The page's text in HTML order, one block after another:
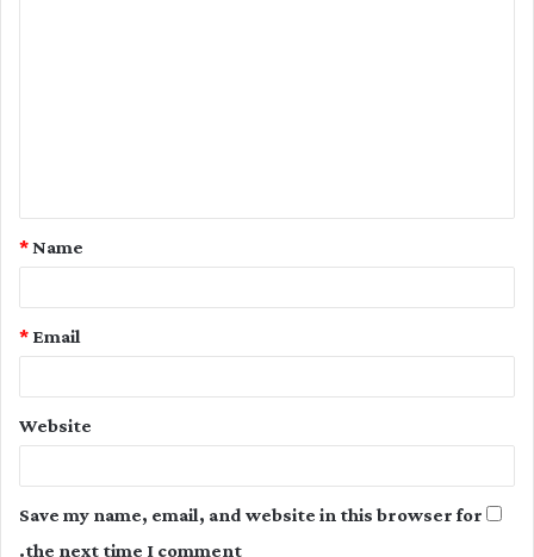
t
Name
*
Email
*
Website
Save my name, email, and website in this browser for